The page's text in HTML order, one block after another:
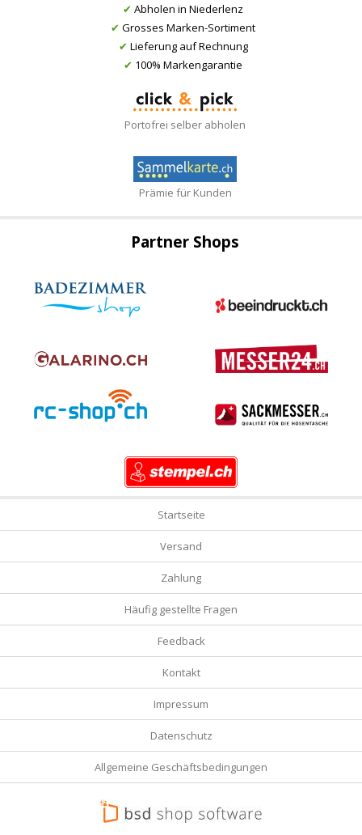
✔ Abholen in Niederlenz
✔ Grosses Marken-Sortiment
✔ Lieferung auf Rechnung
✔ 100% Markengarantie
Portofrei selber abholen
Prämie für Kunden
Partner Shops
Startseite
Versand
Zahlung
Häufig gestellte Fragen
Feedback
Kontakt
Impressum
Datenschutz
Allgemeine Geschäftsbedingungen